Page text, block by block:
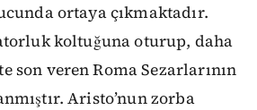
ortaya çıkmaktadır.
koltuğuna oturup, daha
son veren Roma Sezarlarının
Aristo’nun zorba